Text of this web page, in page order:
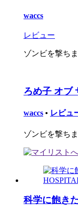
waccs
レビュー
ゾンビを撃ち
ろめ子 オブ
waccs • レビュ
ゾンビを撃ち
科学に飽き